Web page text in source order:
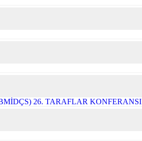
26. TARAFLAR KONFERANSI